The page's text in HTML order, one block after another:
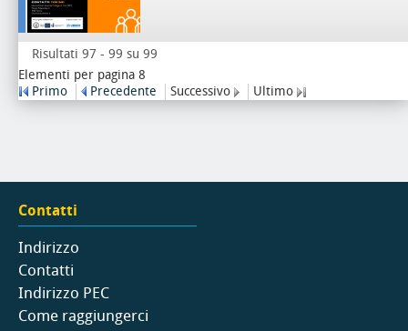
Risultati 97 - 99 su 99
Elementi per pagina 8
Primo
Precedente Successivo Ultimo
Contatti
Indirizzo
Contatti
Indirizzo PEC
Come raggiungerci